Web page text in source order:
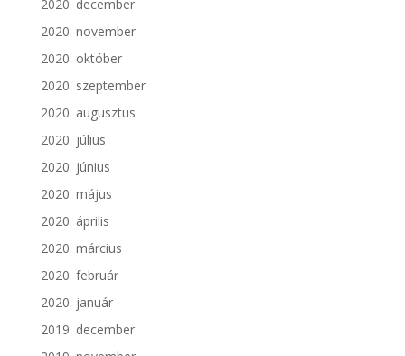
2020. december
2020. november
2020. október
2020. szeptember
2020. augusztus
2020. július
2020. június
2020. május
2020. április
2020. március
2020. február
2020. január
2019. december